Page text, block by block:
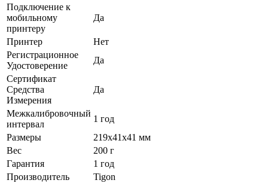
Подключение к
мобильному
принтеру
Да
Принтер
Нет
Регистрационное
Удостоверение
Да
Сертификат
Средства
Измерения
Да
Межкалибровочный
интервал
1 год
Размеры
219х41х41 мм
Вес
200 г
Гарантия
1 год
Производитель
Tigon